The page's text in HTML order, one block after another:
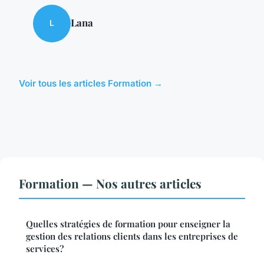
L Lana
Voir tous les articles Formation →
Formation — Nos autres articles
Quelles stratégies de formation pour enseigner la
gestion des relations clients dans les entreprises de
services?